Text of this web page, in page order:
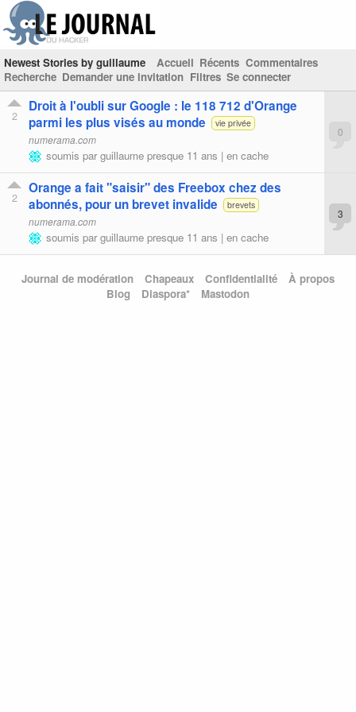
Newest Stories by guillaume Accueil Récents Commentaires
Recherche Demander une invitation Filtres Se connecter
2
Droit à l'oubli sur Google : le 118 712 d'Orange
parmi les plus visés au monde
vie privée
numerama.com
soumis parguillaume presque 11 ans | en cache
0
2
Orange a fait "saisir" des Freebox chez des
abonnés, pour un brevet invalide
brevets
numerama.com
soumis parguillaume presque 11 ans | en cache
3
Journal de modération Chapeaux Confidentialité
À propos
Blog
Diaspora* Mastodon